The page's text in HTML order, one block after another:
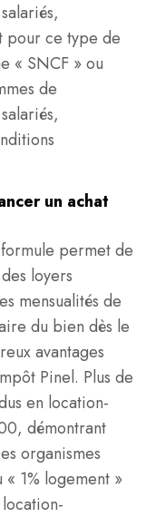
pour ce type de
« SNCF » ou
de
un achat
permet de
loyers
mensualités de
du bien dès le
avantages
Pinel. Plus de
en location-
démontrant
organismes
1% logement »